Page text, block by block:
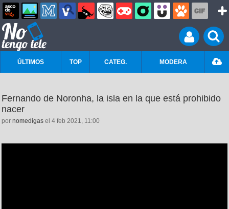
ÚLTIMOS TOP CATEG. MODERA
Fernando de Noronha, la isla en la que está prohibido
nacer
por nomedigas el 4 feb 2021, 11:00